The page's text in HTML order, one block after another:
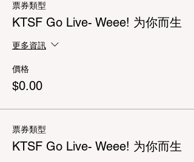
票券類型
KTSF Go Live- Weee! 为你而生
更多資訊
價格
$0.00
票券類型
KTSF Go Live- Weee! 为你而生